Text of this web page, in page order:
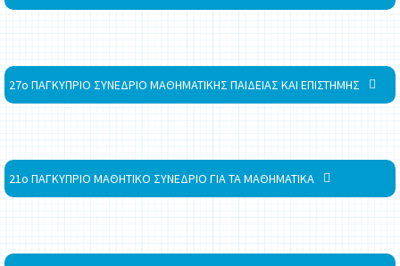
27ο ΠΑΓΚΥΠΡΙΟ ΣΥΝΕΔΡΙΟ ΜΑΘΗΜΑΤΙΚΗΣ ΠΑΙΔΕΙΑΣ ΚΑΙ ΕΠΙΣΤΗΜΗΣ
21ο ΠΑΓΚΥΠΡΙΟ ΜΑΘΗΤΙΚΟ ΣΥΝΕΔΡΙΟ ΓΙΑ ΤΑ ΜΑΘΗΜΑΤΙΚΑ